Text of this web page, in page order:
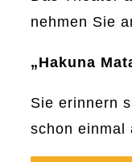
nehmen Sie
„Hakuna
Sie erinnern
schon einmal